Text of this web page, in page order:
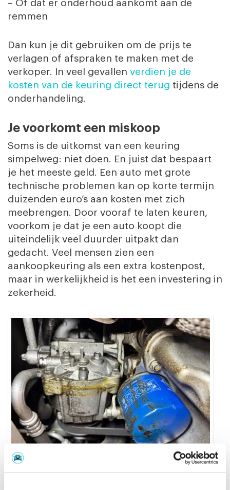
– Of dat er onderhoud aankomt aan de
remmen
Dan kun je dit gebruiken om de prijs te
verlagen of afspraken te maken met de
verkoper. In veel gevallen verdien je de
kosten van de keuring direct terug tijdens de
onderhandeling.
Je voorkomt een miskoop
Soms is de uitkomst van een keuring
simpelweg: niet doen. En juist dat bespaart
je het meeste geld. Een auto met grote
technische problemen kan op korte termijn
duizenden euro’s aan kosten met zich
meebrengen. Door vooraf te laten keuren,
voorkom je dat je een auto koopt die
uiteindelijk veel duurder uitpakt dan
gedacht. Veel mensen zien een
aankoopkeuring als een extra kostenpost,
maar in werkelijkheid is het een investering in
zekerheid.